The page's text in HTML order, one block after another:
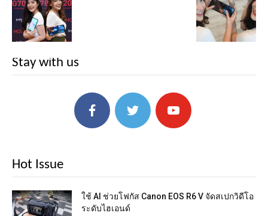
Stay with us
Hot Issue
ใช้ AI ช่วยโฟกัส Canon EOS R6 V จัดสเปกวิดีโอ
ระดับไฮเอนด์